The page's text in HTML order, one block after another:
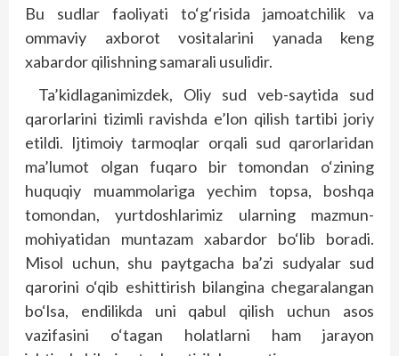
Bu sudlar faoliyati to‘g‘risida jamoatchilik va
ommaviy axborot vositalarini yanada keng
xabardor qilishning samarali usulidir.
Ta’kidlaganimizdek, Oliy sud veb-saytida sud
qarorlarini tizimli ravishda e’lon qilish tartibi joriy
etildi. Ijtimoiy tarmoqlar orqali sud qarorlaridan
ma’lumot olgan fuqaro bir tomondan o‘zining
huquqiy muammolariga yechim topsa, boshqa
tomondan, yurtdoshlarimiz ularning mazmun-
mohiyatidan muntazam xabardor bo‘lib boradi.
Misol uchun, shu paytgacha ba’zi sudyalar sud
qarorini o‘qib eshittirish bilangina chegaralangan
bo‘lsa, endilikda uni qabul qilish uchun asos
vazifasini o‘tagan holatlarni ham jarayon